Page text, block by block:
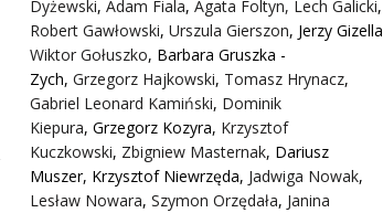
Dyżewski, Adam Fiala, Agata Foltyn, Lech Galicki,
Robert Gawłowski, Urszula Gierszon, Jerzy Gizella
Wiktor Gołuszko, Barbara Gruszka -
Zych, Grzegorz Hajkowski, Tomasz Hrynacz,
Gabriel Leonard Kamiński, Dominik
Kiepura, Grzegorz Kozyra, Krzysztof
Kuczkowski, Zbigniew Masternak, Dariusz
Muszer, Krzysztof Niewrzęda, Jadwiga Nowak,
Lesław Nowara, Szymon Orzędała, Janina